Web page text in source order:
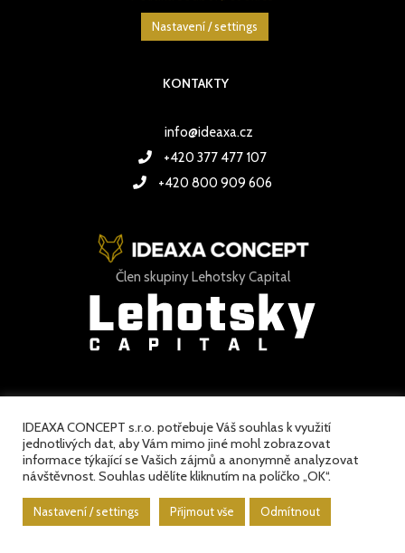
Nastavení / settings
KONTAKTY
info@ideaxa.cz
+420 377 477 107
+420 800 909 606
Člen skupiny Lehotsky Capital
IDEAXA CONCEPT s.r.o.
IDEAXA CONCEPT s.r.o. potřebuje Váš souhlas k využití
jednotlivých dat, aby Vám mimo jiné mohl zobrazovat
informace týkající se Vašich zájmů a anonymně analyzovat
návštěvnost. Souhlas udělíte kliknutím na políčko „OK“.
Nastavení / settings Přijmout vše Odmítnout